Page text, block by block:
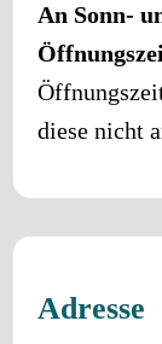
An Sonn-
diese nicht
Adresse